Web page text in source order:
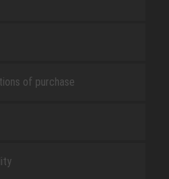
of purchase